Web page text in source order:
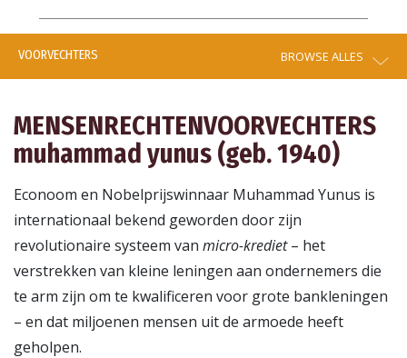
VOORVECHTERS BROWSE ALLES
MENSENRECHTENVOORVECHTERS
muhammad yunus (geb. 1940)
Econoom en Nobelprijswinnaar Muhammad Yunus is
internationaal bekend geworden door zijn
revolutionaire systeem van micro-krediet– het
verstrekken van kleine leningen aan ondernemers die
te arm zijn om te kwalificeren voor grote bankleningen
– en dat miljoenen mensen uit de armoede heeft
geholpen.